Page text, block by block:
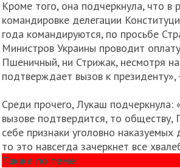
Кроме того, она подчеркнула, что
командировке делегации
года командируются, по просьбе
Министров Украины проводит
Пшеничный, ни Стрижак, несмотря
подтверждает вызов к президенту»,
Среди прочего, Лукаш
вызове подтвердится, то
себе признаки уголовно
то это навсегда зачеркнет все
Также по теме: